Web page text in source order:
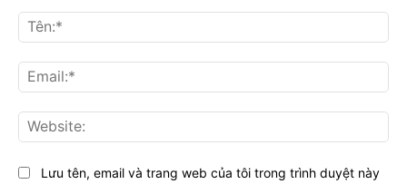
Lưu tên, email và trang web của tôi trong trình duyệt này